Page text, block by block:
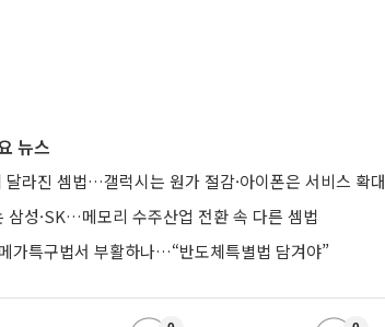
뉴스
달라진 셈법…갤럭시는 원가 절감·아이폰은 서비스 확대
삼성·SK…메모리 수주산업 전환 속 다른 셈법
가특구법서 부활하나…“반도체특별법 담겨야”